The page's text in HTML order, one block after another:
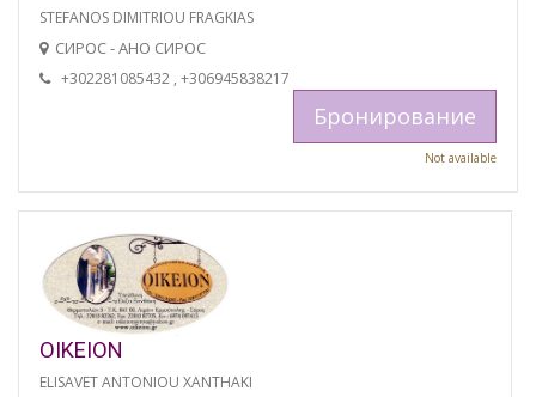
STEFANOS DIMITRIOU FRAGKIAS
СИРОС - АНО СИРОС
+302281085432 , +306945838217
Бронирование
Not available
OIKEION
ELISAVET ANTONIOU XANTHAKI